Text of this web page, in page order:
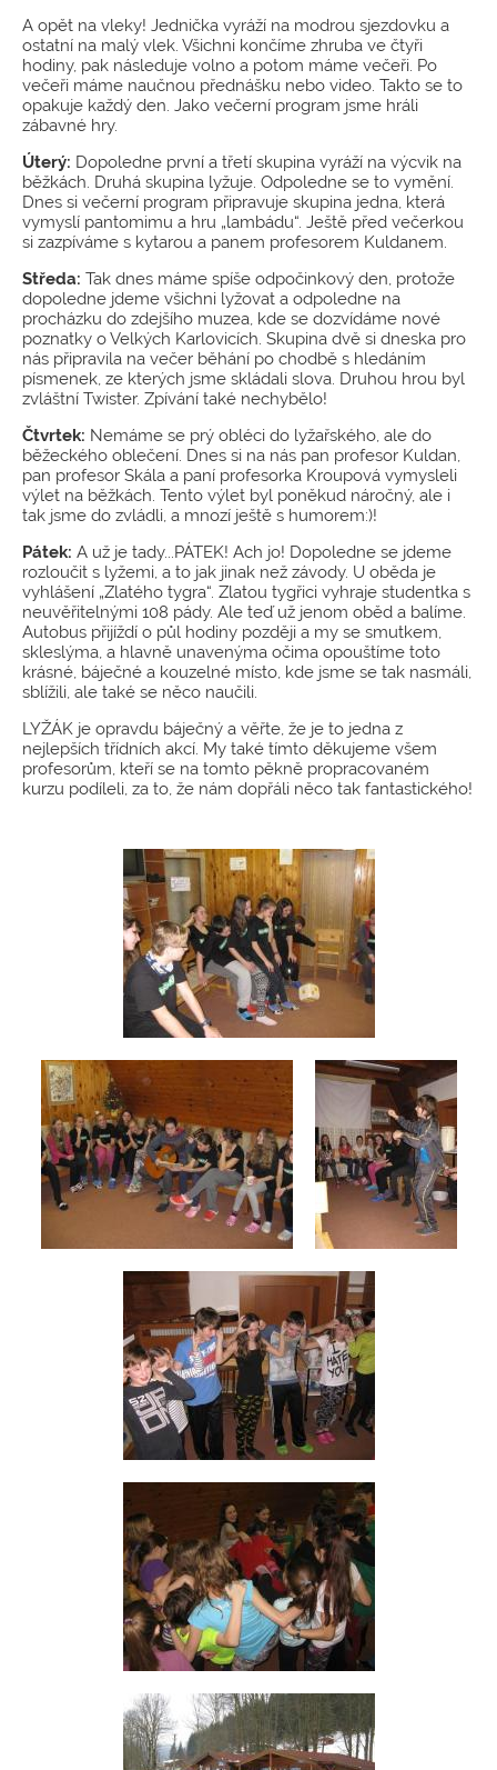
A opět na vleky! Jednička vyráží na modrou sjezdovku a
ostatní na malý vlek. Všichni končíme zhruba ve čtyři
hodiny, pak následuje volno a potom máme večeři. Po
večeři máme naučnou přednášku nebo video. Takto se to
opakuje každý den. Jako večerní program jsme hráli
zábavné hry.
Úterý: Dopoledne první a třetí skupina vyráží na výcvik na
běžkách. Druhá skupina lyžuje. Odpoledne se to vymění.
Dnes si večerní program připravuje skupina jedna, která
vymyslí pantomimu a hru „lambádu“. Ještě před večerkou
si zazpíváme s kytarou a panem profesorem Kuldanem.
Středa: Tak dnes máme spíše odpočinkový den, protože
dopoledne jdeme všichni lyžovat a odpoledne na
procházku do zdejšího muzea, kde se dozvídáme nové
poznatky o Velkých Karlovicích. Skupina dvě si dneska pro
nás připravila na večer běhání po chodbě s hledáním
písmenek, ze kterých jsme skládali slova. Druhou hrou byl
zvláštní Twister. Zpívání také nechybělo!
Čtvrtek: Nemáme se prý obléci do lyžařského, ale do
běžeckého oblečení. Dnes si na nás pan profesor Kuldan,
pan profesor Skála a paní profesorka Kroupová vymysleli
výlet na běžkách. Tento výlet byl poněkud náročný, ale i
tak jsme do zvládli, a mnozí ještě s humorem:)!
Pátek: A už je tady...PÁTEK! Ach jo! Dopoledne se jdeme
rozloučit s lyžemi, a to jak jinak než závody. U oběda je
vyhlášení „Zlatého tygra“. Zlatou tygřici vyhraje studentka s
neuvěřitelnými 108 pády. Ale teď už jenom oběd a balíme.
Autobus přijíždí o půl hodiny později a my se smutkem,
skleslýma, a hlavně unavenýma očima opouštíme toto
krásné, báječné a kouzelné místo, kde jsme se tak nasmáli,
sblížili, ale také se něco naučili.
LYŽÁK je opravdu báječný a věřte, že je to jedna z
nejlepších třídních akcí. My také tímto děkujeme všem
profesorům, kteří se na tomto pěkně propracovaném
kurzu podíleli, za to, že nám dopřáli něco tak fantastického!